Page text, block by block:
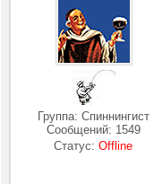
Группа: Спиннингист
Сообщений: 1549
Статус:Offline